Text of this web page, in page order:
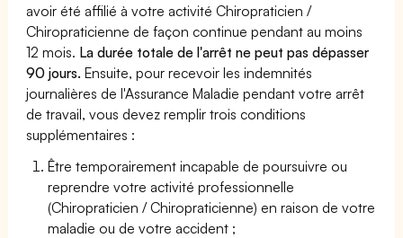
avoir été affilié à votre activité Chiropraticien /
Chiropraticienne de façon continue pendant au moins
12 mois. La durée totale de l'arrêt ne peut pas dépasser
90 jours. Ensuite, pour recevoir les indemnités
journalières de l'Assurance Maladie pendant votre arrêt
de travail, vous devez remplir trois conditions
supplémentaires :
Être temporairement incapable de poursuivre ou
reprendre votre activité professionnelle
(Chiropraticien / Chiropraticienne) en raison de votre
maladie ou de votre accident ;